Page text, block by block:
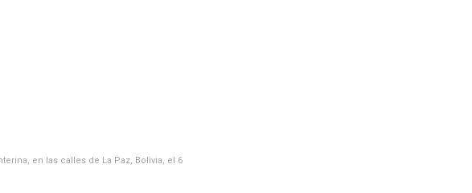
en las calles de La Paz, Bolivia, el 6